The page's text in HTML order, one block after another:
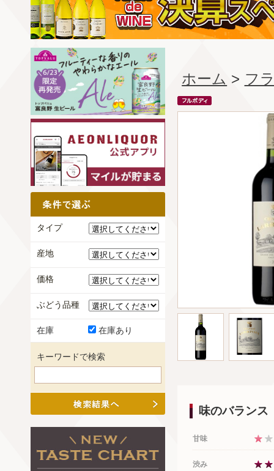
ホーム > フ
味のバランス
甘味
渋み
タイプ
産地
価格
ぶどう品種
在庫 在庫あり
キーワードで検索